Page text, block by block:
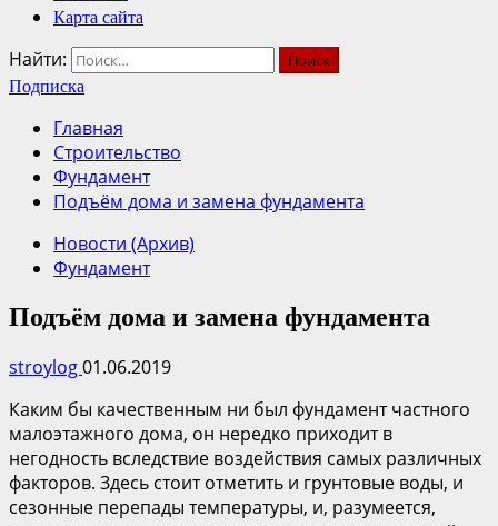
Карта сайта
Найти:
Подписка
Главная
Строительство
Фундамент
Подъём дома и замена фундамента
Новости (Архив)
Фундамент
Подъём дома и замена фундамента
stroylog01.06.2019
Каким бы качественным ни был фундамент частного
малоэтажного дома, он нередко приходит в
негодность вследствие воздействия самых различных
факторов. Здесь стоит отметить и грунтовые воды, и
сезонные перепады температуры, и, разумеется,